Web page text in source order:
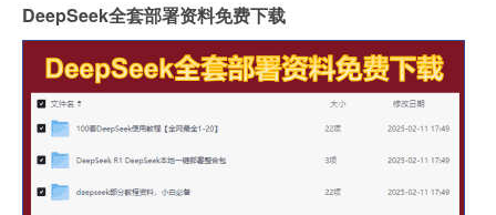
DeepSeek全套部署资料免费下载